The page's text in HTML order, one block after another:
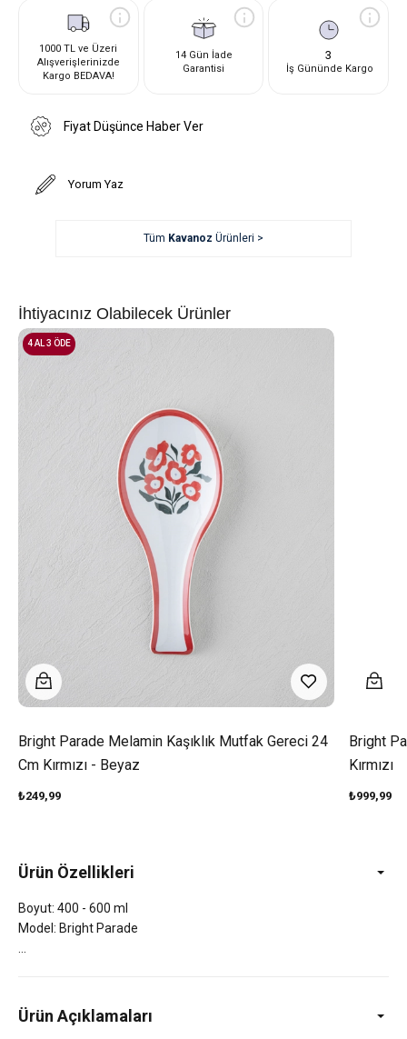
1000 TL ve Üzeri
Alışverişlerinizde
Kargo BEDAVA!
14 Gün İade
Garantisi
3
İş Gününde Kargo
Fiyat Düşünce Haber Ver
Yorum Yaz
Tüm Kavanoz Ürünleri >
İhtiyacınız Olabilecek Ürünler
Bright Parade Melamin Kaşıklık Mutfak Gereci 24
Cm Kırmızı - Beyaz
₺249,99
4 AL 3 ÖDE
Bright
Kırmızı
₺999,99
Ürün Özellikleri
Boyut: 400 - 600 ml
Model: Bright Parade
Ürün Açıklamaları